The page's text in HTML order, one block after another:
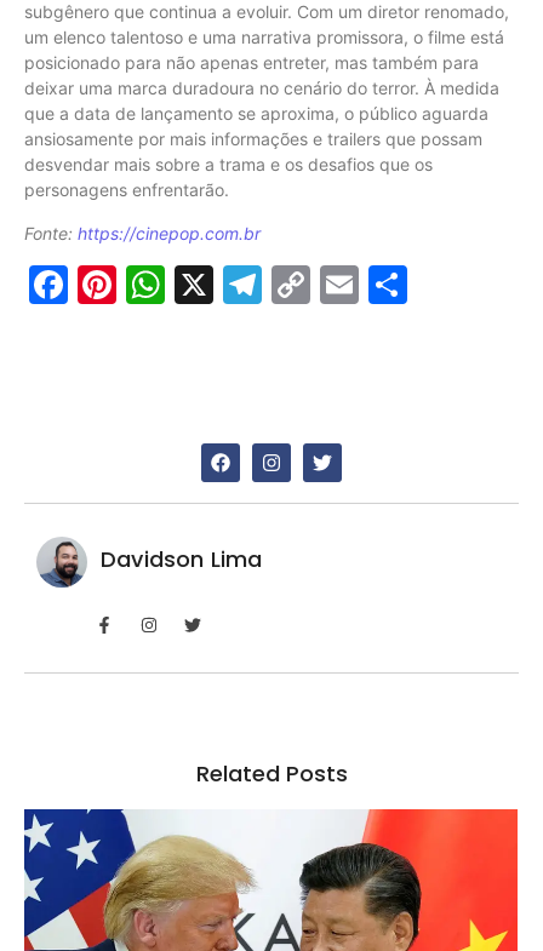
subgênero que continua a evoluir. Com um diretor renomado,
um elenco talentoso e uma narrativa promissora, o filme está
posicionado para não apenas entreter, mas também para
deixar uma marca duradoura no cenário do terror. À medida
que a data de lançamento se aproxima, o público aguarda
ansiosamente por mais informações e trailers que possam
desvendar mais sobre a trama e os desafios que os
personagens enfrentarão.
Fonte: https://cinepop.com.br
Facebook
Pinterest
WhatsApp
X Telegram
CopyEmail
Davidson Lima
Related Posts